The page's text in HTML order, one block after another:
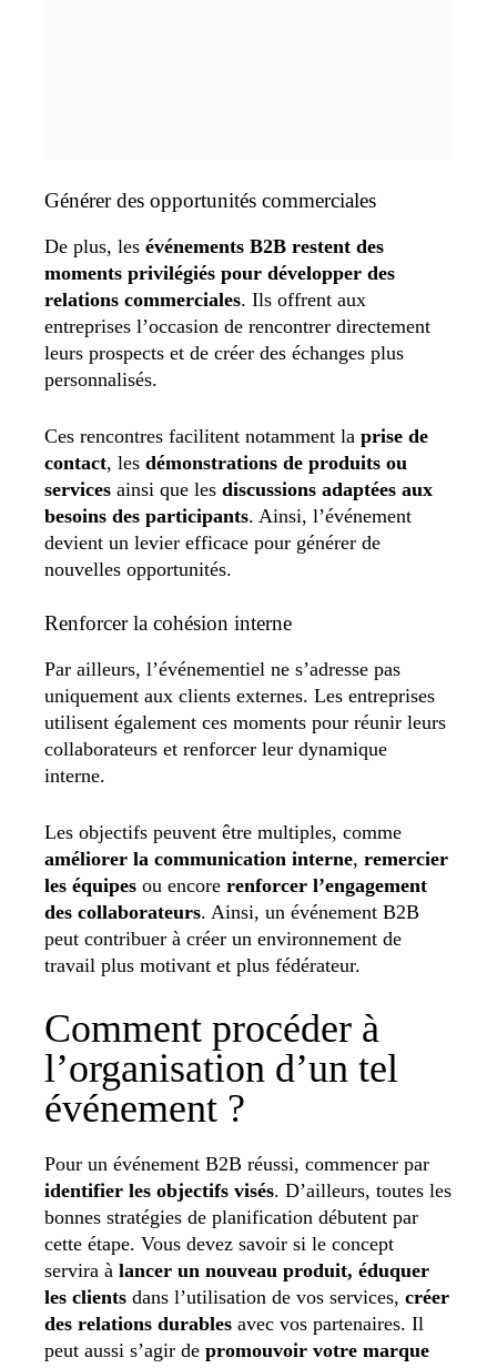
Générer des opportunités commerciales
De plus, les événements B2B restent des
moments privilégiés pour développer des
relations commerciales. Ils offrent aux
entreprises l’occasion de rencontrer directement
leurs prospects et de créer des échanges plus
personnalisés.
Ces rencontres facilitent notamment la prise de
contact, les démonstrations de produits ou
services ainsi que les discussions adaptées aux
besoins des participants. Ainsi, l’événement
devient un levier efficace pour générer de
nouvelles opportunités.
Renforcer la cohésion interne
Par ailleurs, l’événementiel ne s’adresse pas
uniquement aux clients externes. Les entreprises
utilisent également ces moments pour réunir leurs
collaborateurs et renforcer leur dynamique
interne.
Les objectifs peuvent être multiples, comme
améliorer la communication interne, remercier
les équipes ou encore renforcer l’engagement
des collaborateurs. Ainsi, un événement B2B
peut contribuer à créer un environnement de
travail plus motivant et plus fédérateur.
Comment procéder à
l’organisation d’un tel
événement ?
Pour un événement B2B réussi, commencer par
identifier les objectifs visés. D’ailleurs, toutes les
bonnes stratégies de planification débutent par
cette étape. Vous devez savoir si le concept
servira à lancer un nouveau produit, éduquer
les clients dans l’utilisation de vos services, créer
des relations durables avec vos partenaires. Il
peut aussi s’agir de promouvoir votre marque